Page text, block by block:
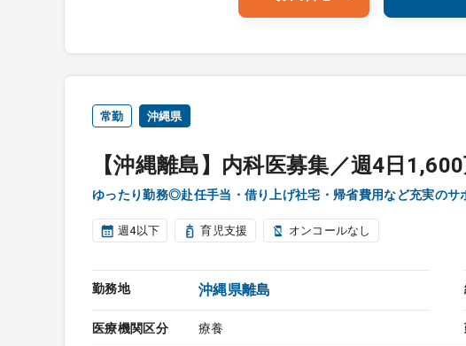
常勤 沖縄県
【沖縄離島】内科医募集／週4日1,600
ゆったり勤務◎赴任手当・借り上げ社宅・帰省費用など充実のサ
週4以下 育児支援 オンコールなし
勤務地 沖縄県離島
医療機関区分 療養